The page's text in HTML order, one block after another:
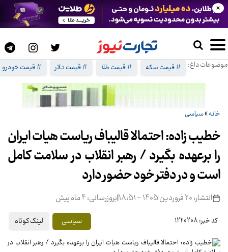
موضوعات داغ: # قیمت سکه # قیمت طلا # قیمت دلار # قیمت خودرو
×
خانه»سیاسی
خطیب زاده: احتمالا قالیباف ریاست هیات ایران
را برعهده بگیرد / رهبر انقلاب در سلامت کامل
است و در دفتر خود حضور دارد
انتشار: 20 فروردین 1405 - 18:51 |بروزرسانی: 4 ماه پیش
کد خبر: 1220208 سیاسی لینک کوتاه